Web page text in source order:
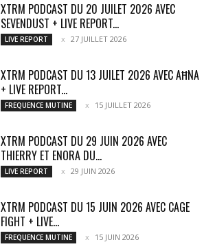
XTRM PODCAST DU 20 JUILET 2026 AVEC
SEVENDUST + LIVE REPORT...
LIVE REPORT 27 JUILLET 2026
XTRM PODCAST DU 13 JUILET 2026 AVEC AĦNA
+ LIVE REPORT...
FREQUENCE MUTINE 15 JUILLET 2026
XTRM PODCAST DU 29 JUIN 2026 AVEC
THIERRY ET ENORA DU...
LIVE REPORT 29 JUIN 2026
XTRM PODCAST DU 15 JUIN 2026 AVEC CAGE
FIGHT + LIVE...
FREQUENCE MUTINE 15 JUIN 2026